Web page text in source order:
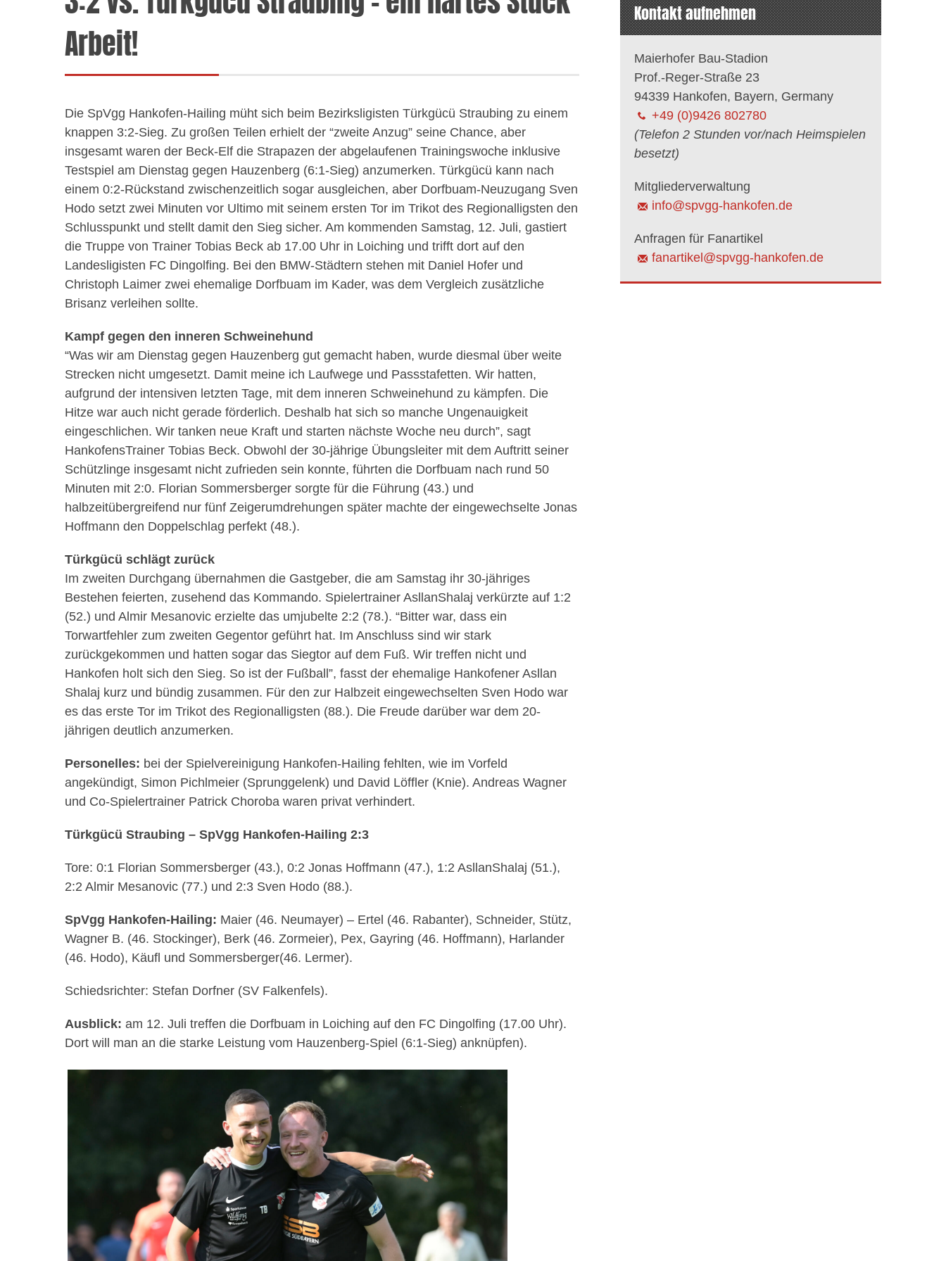
Arbeit!
Die SpVgg Hankofen-Hailing müht sich beim Bezirksligisten Türkgücü Straubing zu einem
knappen 3:2-Sieg. Zu großen Teilen erhielt der “zweite Anzug” seine Chance, aber
insgesamt waren der Beck-Elf die Strapazen der abgelaufenen Trainingswoche inklusive
Testspiel am Dienstag gegen Hauzenberg (6:1-Sieg) anzumerken. Türkgücü kann nach
einem 0:2-Rückstand zwischenzeitlich sogar ausgleichen, aber Dorfbuam-Neuzugang Sven
Hodo setzt zwei Minuten vor Ultimo mit seinem ersten Tor im Trikot des Regionalligsten den
Schlusspunkt und stellt damit den Sieg sicher. Am kommenden Samstag, 12. Juli, gastiert
die Truppe von Trainer Tobias Beck ab 17.00 Uhr in Loiching und trifft dort auf den
Landesligisten FC Dingolfing. Bei den BMW-Städtern stehen mit Daniel Hofer und
Christoph Laimer zwei ehemalige Dorfbuam im Kader, was dem Vergleich zusätzliche
Brisanz verleihen sollte.
Kampf gegen den inneren Schweinehund
“Was wir am Dienstag gegen Hauzenberg gut gemacht haben, wurde diesmal über weite
Strecken nicht umgesetzt. Damit meine ich Laufwege und Passstafetten. Wir hatten,
aufgrund der intensiven letzten Tage, mit dem inneren Schweinehund zu kämpfen. Die
Hitze war auch nicht gerade förderlich. Deshalb hat sich so manche Ungenauigkeit
eingeschlichen. Wir tanken neue Kraft und starten nächste Woche neu durch”, sagt
HankofensTrainer Tobias Beck. Obwohl der 30-jährige Übungsleiter mit dem Auftritt seiner
Schützlinge insgesamt nicht zufrieden sein konnte, führten die Dorfbuam nach rund 50
Minuten mit 2:0. Florian Sommersberger sorgte für die Führung (43.) und
halbzeitübergreifend nur fünf Zeigerumdrehungen später machte der eingewechselte Jonas
Hoffmann den Doppelschlag perfekt (48.).
Türkgücü schlägt zurück
Im zweiten Durchgang übernahmen die Gastgeber, die am Samstag ihr 30-jähriges
Bestehen feierten, zusehend das Kommando. Spielertrainer AsllanShalaj verkürzte auf 1:2
(52.) und Almir Mesanovic erzielte das umjubelte 2:2 (78.). “Bitter war, dass ein
Torwartfehler zum zweiten Gegentor geführt hat. Im Anschluss sind wir stark
zurückgekommen und hatten sogar das Siegtor auf dem Fuß. Wir treffen nicht und
Hankofen holt sich den Sieg. So ist der Fußball ”, fasst der ehemalige Hankofener Asllan
Shalaj kurz und bündig zusammen. Für den zur Halbzeit eingewechselten Sven Hodo war
es das erste Tor im Trikot des Regionalligsten (88.). Die Freude darüber war dem 20-
jährigen deutlich anzumerken.
Personelles: bei der Spielvereinigung Hankofen-Hailing fehlten, wie im Vorfeld
angekündigt, Simon Pichlmeier (Sprunggelenk) und David Löffler (Knie). Andreas Wagner
und Co-Spielertrainer Patrick Choroba waren privat verhindert.
Türkgücü Straubing – SpVgg Hankofen-Hailing 2:3
Tore: 0:1 Florian Sommersberger (43.), 0:2 Jonas Hoffmann (47.), 1:2 AsllanShalaj (51.),
2:2 Almir Mesanovic (77.) und 2:3 Sven Hodo (88.).
SpVgg Hankofen-Hailing: Maier (46. Neumayer) – Ertel (46. Rabanter), Schneider, Stütz,
Wagner B. (46. Stockinger), Berk (46. Zormeier), Pex, Gayring (46. Hoffmann), Harlander
(46. Hodo), Käufl und Sommersberger(46. Lermer).
Schiedsrichter: Stefan Dorfner (SV Falkenfels).
Ausblick: am 12. Juli treffen die Dorfbuam in Loiching auf den FC Dingolfing (17.00 Uhr).
Dort will man an die starke Leistung vom Hauzenberg-Spiel (6:1-Sieg) anknüpfen).
Kontakt aufnehmen
Maierhofer Bau-Stadion
Prof.-Reger-Straße 23
94339 Hankofen, Bayern, Germany
+49 (0)9426 802780
(Telefon 2 Stunden vor/nach Heimspielen
besetzt)
Mitgliederverwaltung
info@spvgg-hankofen.de
Anfragen für Fanartikel
fanartikel@spvgg-hankofen.de